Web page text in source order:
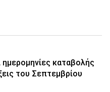
ημερομηνίες καταβολής
του Σεπτεμβρίου